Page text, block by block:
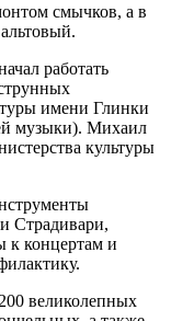
смычков, а в
работать
имени Глинки
музыки). Михаил
культуры
Страдивари,
к концертам и
великолепных